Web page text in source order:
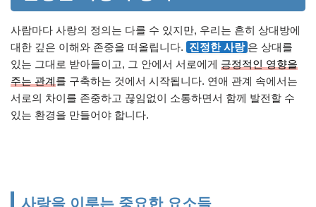
사람마다 사랑의 정의는 다를 수 있지만, 우리는 흔히 상대방에
대한 깊은 이해와 존중을 떠올립니다. 진정한 사랑 은 상대를
있는 그대로 받아들이고, 그 안에서 서로에게 긍정적인 영향을
주는 관계를 구축하는 것에서 시작됩니다. 연애 관계 속에서는
서로의 차이를 존중하고 끊임없이 소통하면서 함께 발전할 수
있는 환경을 만들어야 합니다.
사랑을 이루는 중요한 요소들